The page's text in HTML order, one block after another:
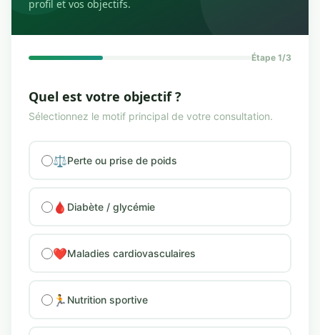
profil et vos objectifs.
Étape 1/3
Quel est votre objectif ?
Sélectionnez le motif principal de votre consultation.
⚖️Perte ou prise de poids
🩸 Diabète / glycémie
❤️Maladies cardiovasculaires
🏃 Nutrition sportive